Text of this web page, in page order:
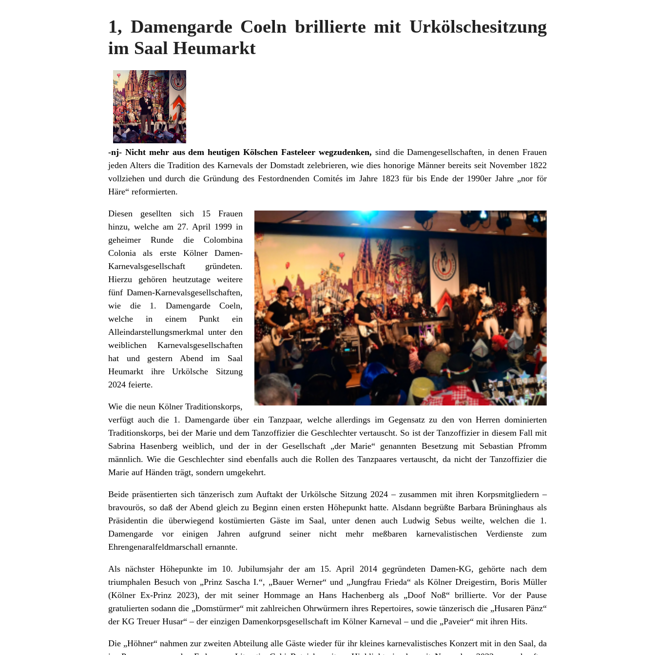
1, Damengarde Coeln brillierte mit Urkölschesitzung
im Saal Heumarkt
-nj- Nicht mehr aus dem heutigen Kölschen Fasteleer wegzudenken, sind die Damengesellschaften, in denen Frauen
jeden Alters die Tradition des Karnevals der Domstadt zelebrieren, wie dies honorige Männer bereits seit November 1822
vollziehen und durch die Gründung des Festordnenden Comités im Jahre 1823 für bis Ende der 1990er Jahre „nor för
Häre“ reformierten.
Diesen gesellten sich 15 Frauen
hinzu, welche am 27. April 1999 in
geheimer Runde die Colombina
Colonia als erste Kölner Damen-
Karnevalsgesellschaft gründeten.
Hierzu gehören heutzutage weitere
fünf Damen-Karnevalsgesellschaften,
wie die 1. Damengarde Coeln,
welche in einem Punkt ein
Alleindarstellungsmerkmal unter den
weiblichen Karnevalsgesellschaften
hat und gestern Abend im Saal
Heumarkt ihre Urkölsche Sitzung
2024 feierte.
Wie die neun Kölner Traditionskorps,
verfügt auch die 1. Damengarde über ein Tanzpaar, welche allerdings im Gegensatz zu den von Herren dominierten
Traditionskorps, bei der Marie und dem Tanzoffizier die Geschlechter vertauscht. So ist der Tanzoffizier in diesem Fall mit
Sabrina Hasenberg weiblich, und der in der Gesellschaft „der Marie“ genannten Besetzung mit Sebastian Pfromm
männlich. Wie die Geschlechter sind ebenfalls auch die Rollen des Tanzpaares vertauscht, da nicht der Tanzoffizier die
Marie auf Händen trägt, sondern umgekehrt.
Beide präsentierten sich tänzerisch zum Auftakt der Urkölsche Sitzung 2024 – zusammen mit ihren Korpsmitgliedern –
bravourös, so daß der Abend gleich zu Beginn einen ersten Höhepunkt hatte. Alsdann begrüßte Barbara Brüninghaus als
Präsidentin die überwiegend kostümierten Gäste im Saal, unter denen auch Ludwig Sebus weilte, welchen die 1.
Damengarde vor einigen Jahren aufgrund seiner nicht mehr meßbaren karnevalistischen Verdienste zum
Ehrengenaralfeldmarschall ernannte.
Als nächster Höhepunkte im 10. Jubilumsjahr der am 15. April 2014 gegründeten Damen-KG, gehörte nach dem
triumphalen Besuch von „Prinz Sascha I.“, „Bauer Werner“ und „Jungfrau Frieda“ als Kölner Dreigestirn, Boris Müller
(Kölner Ex-Prinz 2023), der mit seiner Hommage an Hans Hachenberg als „Doof Noß“ brillierte. Vor der Pause
gratulierten sodann die „Domstürmer“ mit zahlreichen Ohrwürmern ihres Repertoires, sowie tänzerisch die „Husaren Pänz“
der KG Treuer Husar“ – der einzigen Damenkorpsgesellschaft im Kölner Karneval – und die „Paveier“ mit ihren Hits.
Die „Höhner“ nahmen zur zweiten Abteilung alle Gäste wieder für ihr kleines karnevalistisches Konzert mit in den Saal, da